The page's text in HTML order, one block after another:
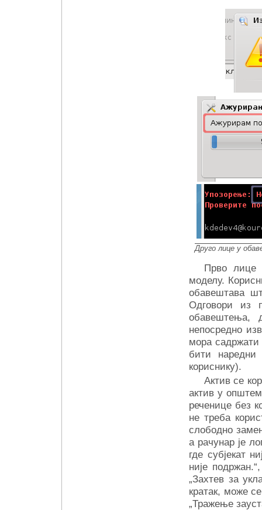
Друго лице у
Прво лице
моделу.
обавештава
Одговори из
обавештења,
непосредно
мора
бити наредни
кориснику).
Актив се
актив у општем
реченице без
не треба
слободно
а рачунар је
где субјекат
није подржан.“,
„Захтев за
кратак, може
„Тражење